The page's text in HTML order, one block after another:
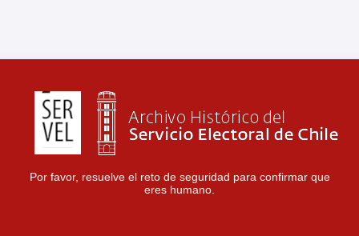
Por favor, resuelve el reto de seguridad para confirmar que
eres humano.